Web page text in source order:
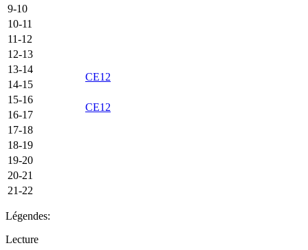
9-10
10-11
11-12
12-13
13-14
CE12
14-15
15-16
CE12
16-17
17-18
18-19
19-20
20-21
21-22
Légendes:
Lecture